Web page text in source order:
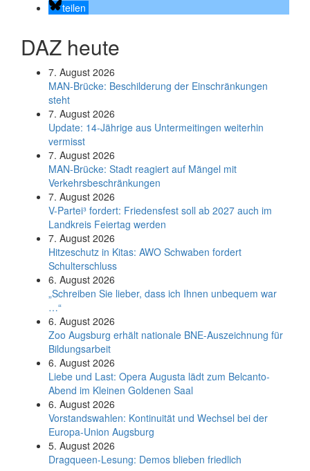
teilen
DAZ heute
7. August 2026
MAN-Brücke: Beschilderung der Einschränkungen
steht
7. August 2026
Update: 14-Jährige aus Untermeitingen weiterhin
vermisst
7. August 2026
MAN-Brücke: Stadt reagiert auf Mängel mit
Verkehrsbeschränkungen
7. August 2026
V-Partei­³ fordert: Friedens­fest soll ab 2027 auch im
Land­kreis Feier­tag werden
7. August 2026
Hitzeschutz in Kitas: AWO Schwaben fordert
Schulterschluss
6. August 2026
„Schreiben Sie lieber, dass ich Ihnen unbequem war
…“
6. August 2026
Zoo Augsburg erhält nationale BNE-Auszeichnung für
Bildungsarbeit
6. August 2026
Liebe und Last: Opera Augusta lädt zum Belcanto-
Abend im Kleinen Goldenen Saal
6. August 2026
Vorstandswahlen: Kontinuität und Wechsel bei der
Europa-Union Augsburg
5. August 2026
Dragqueen-Lesung: Demos blieben friedlich